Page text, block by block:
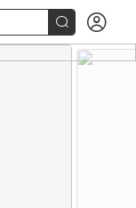
 